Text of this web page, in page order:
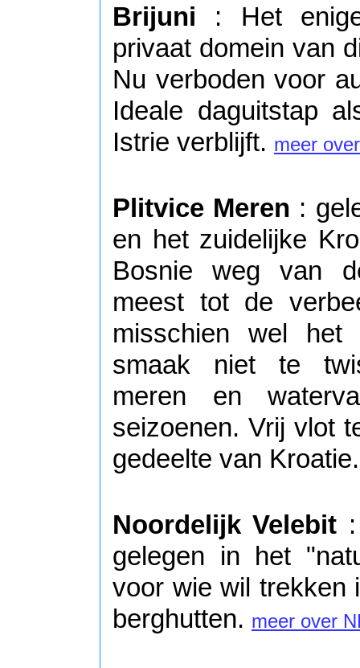
Brijuni : Het
privaat domein van
Nu verboden voor
Ideale daguitstap
Istrie verblijft. meer
Plitvice Meren :
en het zuidelijke
Bosnie weg van
meest tot de
misschien wel
smaak niet te
meren en
seizoenen. Vrij vlot
gedeelte van
Noordelijk Velebit
gelegen in het
voor wie wil trekken
berghutten. meer over